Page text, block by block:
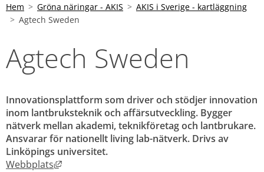
Hem Gröna näringar - AKIS
AKIS i Sverige - kartläggning
Agtech Sweden
Agtech Sweden
Innovationsplattform som driver och stödjer innovation
inom lantbruksteknik och affärsutveckling. Bygger
nätverk mellan akademi, teknikföretag och lantbrukare.
Ansvarar för nationellt living lab-nätverk. Drivs av
Linköpings universitet.
Webbplats
Länk till annan webbplats, öppnas i nytt